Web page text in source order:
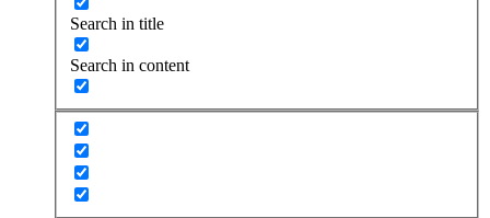
Search in title
Search in content